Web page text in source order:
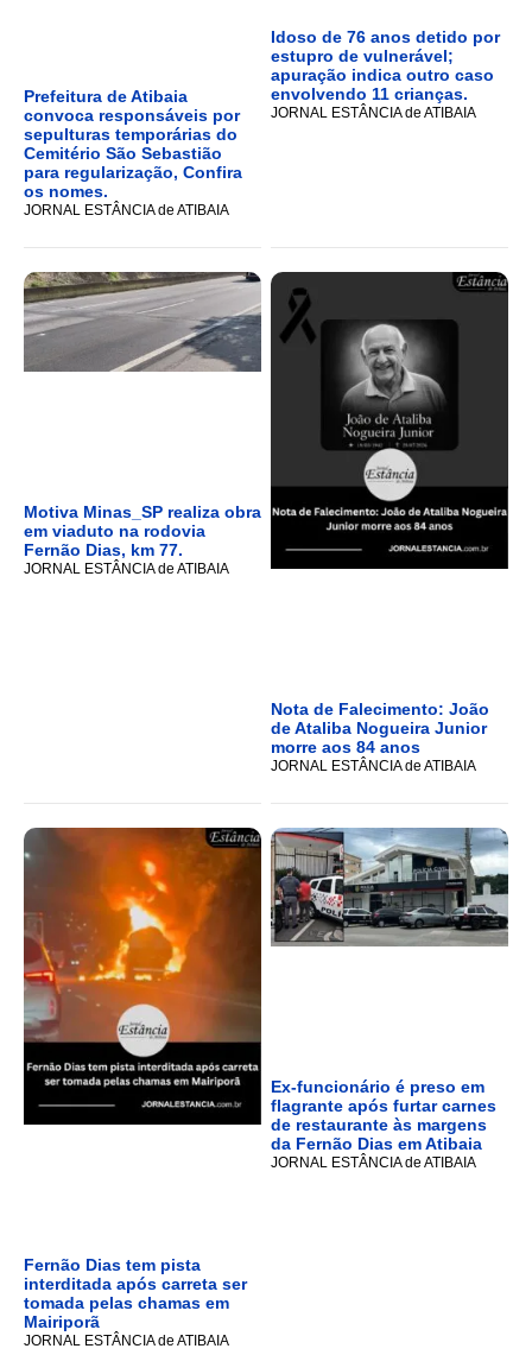
Prefeitura de Atibaia
convoca responsáveis por
sepulturas temporárias do
Cemitério São Sebastião
para regularização, Confira
os nomes.
JORNAL ESTÂNCIA de ATIBAIA
Idoso de 76 anos detido por
estupro de vulnerável;
apuração indica outro caso
envolvendo 11 crianças.
JORNAL ESTÂNCIA de ATIBAIA
Motiva Minas_SP realiza obra
em viaduto na rodovia
Fernão Dias, km 77.
JORNAL ESTÂNCIA de ATIBAIA
Nota de Falecimento: João
de Ataliba Nogueira Junior
morre aos 84 anos
JORNAL ESTÂNCIA de ATIBAIA
Fernão Dias tem pista
interditada após carreta ser
tomada pelas chamas em
Mairiporã
JORNAL ESTÂNCIA de ATIBAIA
Ex-funcionário é preso em
flagrante após furtar carnes
de restaurante às margens
da Fernão Dias em Atibaia
JORNAL ESTÂNCIA de ATIBAIA